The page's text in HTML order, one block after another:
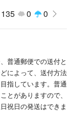
135 0 0
普通郵便での送付と
によって、送付方法
指しています。普通
とがありますので、
祝日の発送はできま